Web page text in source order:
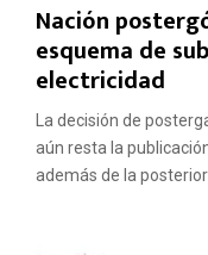
Nación
esquema de
electricidad
La decisión de
aún resta la
además de la